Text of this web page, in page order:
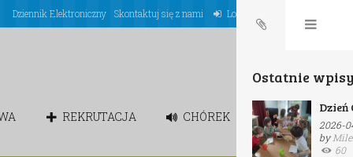
Dziennik Elektroniczny Skontaktuj się z nami Login
REKRUTACJA CHÓREK
Ostatnie wpisy
Dzień Czekolady
2026-04-19
Milena Popek
60